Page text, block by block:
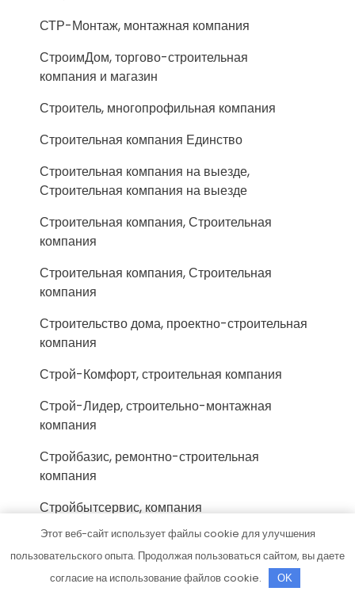
СТР-Монтаж, монтажная компания
СтроимДом, торгово-строительная
компания и магазин
Строитель, многопрофильная компания
Строительная компания Единство
Строительная компания на выезде,
Строительная компания на выезде
Строительная компания, Строительная
компания
Строительная компания, Строительная
компания
Строительство дома, проектно-строительная
компания
Строй-Комфорт, строительная компания
Строй-Лидер, строительно-монтажная
компания
Стройбазис, ремонтно-строительная
компания
Стройбытсервис, компания
Стройград, компания
СтройДизайн, строительно-монтажная
Этот веб-сайт использует файлы cookie для улучшения
пользовательского опыта. Продолжая пользоваться сайтом, вы даете
согласие на использование файлов cookie.
OK